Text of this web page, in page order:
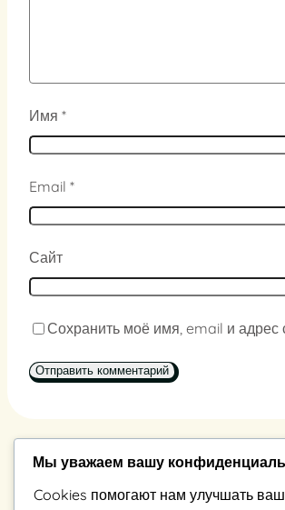
Имя *
Email *
Сайт
Сохранить моё имя, email и адрес
Константин Владимиров
Мы уважаем вашу
Cookies помогают нам улучшать